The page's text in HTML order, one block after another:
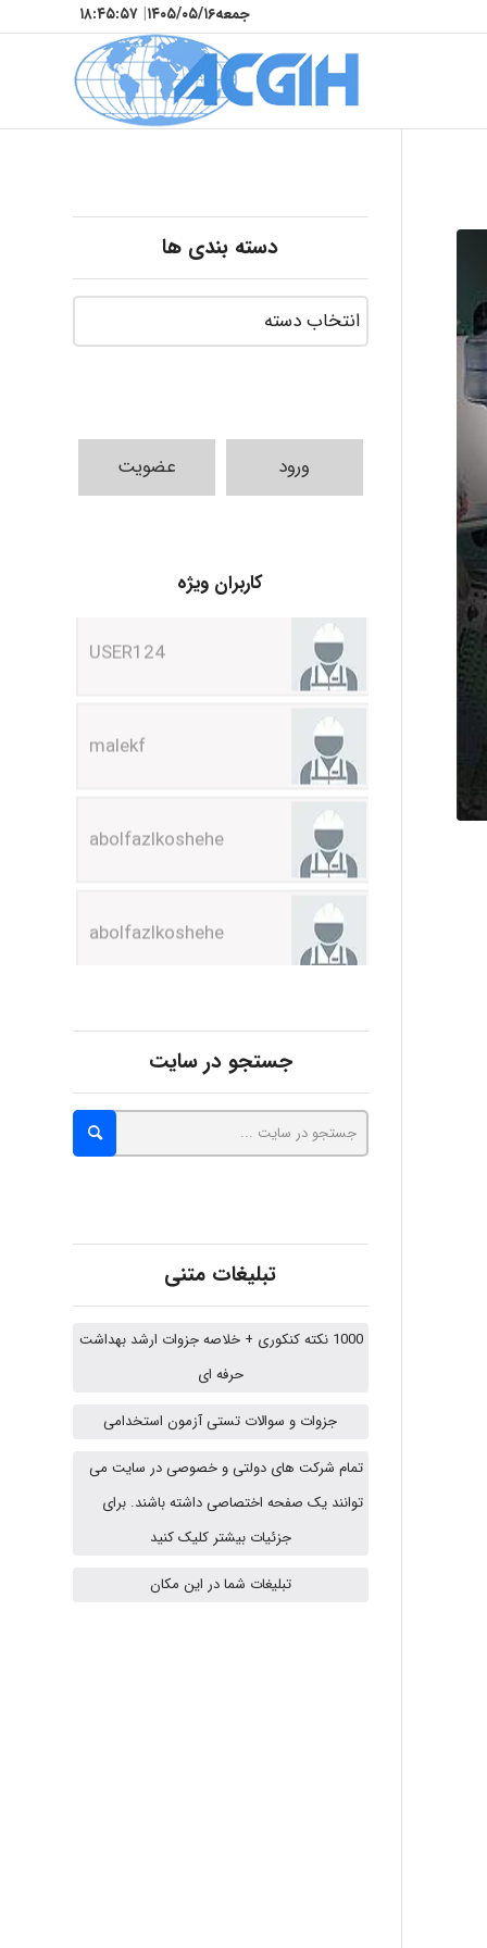
جمعه۱۴۰۵/۰۵/۱۶| ۱۸:۴۵:۵۸
دسته بندی ها
ورود عضویت
کاربران ویژه
malekf
abolfazlkoshehe
abolfazlkoshehe
A.balandeh
fatima
Jafar Tym
Poubakhtiari
USER124
جستجو در سایت
تبلیغات متنی
1000 نکته کنکوری + خلاصه جزوات ارشد بهداشت
حرفه ای
جزوات و سوالات تستی آزمون استخدامی
تمام شرکت های دولتی و خصوصی در سایت می
توانند یک صفحه اختصاصی داشته باشند. برای
جزئیات بیشتر کلیک کنید
تبلیغات شما در این مکان